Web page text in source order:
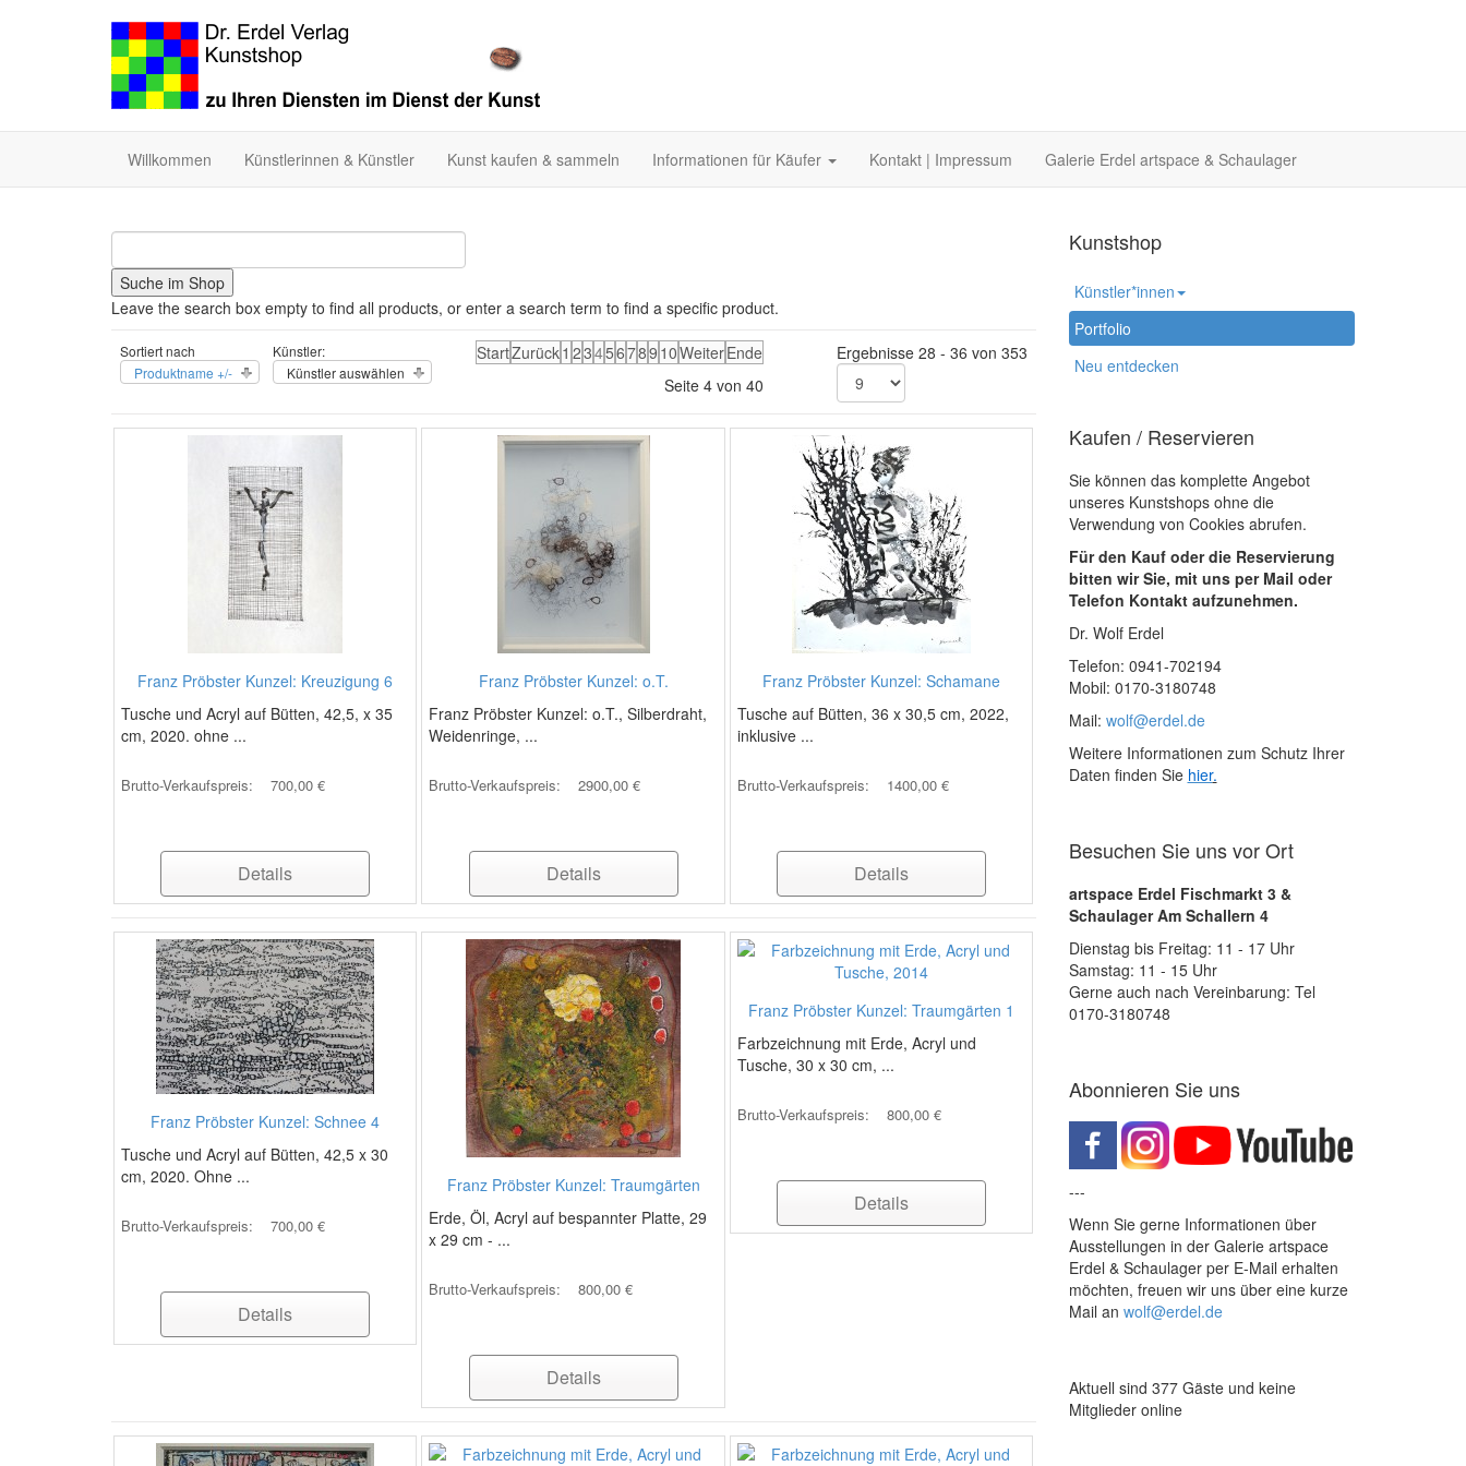
Willkommen Künstlerinnen & Künstler Kunst kaufen & sammeln Informationen für Käufer Kontakt | Impressum Galerie Erdel artspace & Schaulager
Leave the search box empty to find all products, or enter a search term to find a specific product.
Sortiert nach
Produktname +/-
Künstler:
Künstler auswählen
StartZurück1 23456789 10WeiterEnde
Seite 4 von 40
Ergebnisse 28 - 36 von 353
Franz Pröbster Kunzel: Kreuzigung 6
Tusche und Acryl auf Bütten, 42,5, x 35
cm, 2020. ohne ...
Brutto-Verkaufspreis: 700,00 €
Details
Franz Pröbster Kunzel: o.T.
Franz Pröbster Kunzel: o.T., Silberdraht,
Weidenringe, ...
Brutto-Verkaufspreis: 2900,00 €
Details
Franz Pröbster Kunzel: Schamane
Tusche auf Bütten, 36 x 30,5 cm, 2022,
inklusive ...
Brutto-Verkaufspreis: 1400,00 €
Details
Franz Pröbster Kunzel: Schnee 4
Tusche und Acryl auf Bütten, 42,5 x 30
cm, 2020. Ohne ...
Brutto-Verkaufspreis: 700,00 €
Details
Franz Pröbster Kunzel: Traumgärten
Erde, Öl, Acryl auf bespannter Platte, 29
x 29 cm - ...
Brutto-Verkaufspreis: 800,00 €
Details
Franz Pröbster Kunzel: Traumgärten 1
Farbzeichnung mit Erde, Acryl und
Tusche, 30 x 30 cm, ...
Brutto-Verkaufspreis: 800,00 €
Details
Kunstshop
Künstler*innen
Portfolio
Neu entdecken
Kaufen / Reservieren
Sie können das komplette Angebot
unseres Kunstshops ohne die
Verwendung von Cookies abrufen.
Für den Kauf oder die Reservierung
bitten wir Sie, mit uns per Mail oder
Telefon Kontakt aufzunehmen.
Dr. Wolf Erdel
Telefon: 0941-702194
Mobil: 0170-3180748
Mail: wolf@erdel.de
Weitere Informationen zum Schutz Ihrer
Daten finden Sie hier.
Besuchen Sie uns vor Ort
artspace Erdel Fischmarkt 3 &
Schaulager Am Schallern 4
Dienstag bis Freitag: 11 - 17 Uhr
Samstag: 11 - 15 Uhr
Gerne auch nach Vereinbarung: Tel
0170-3180748
Abonnieren Sie uns
---
Wenn Sie gerne Informationen über
Ausstellungen in der Galerie artspace
Erdel & Schaulager per E-Mail erhalten
möchten, freuen wir uns über eine kurze
Mail an wolf@erdel.de
Aktuell sind 377 Gäste und keine
Mitglieder online